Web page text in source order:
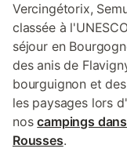
Vercingétorix,
classée à
séjour en
des anis de
bourguignon et
les paysages lors
noscampings
Rousses.